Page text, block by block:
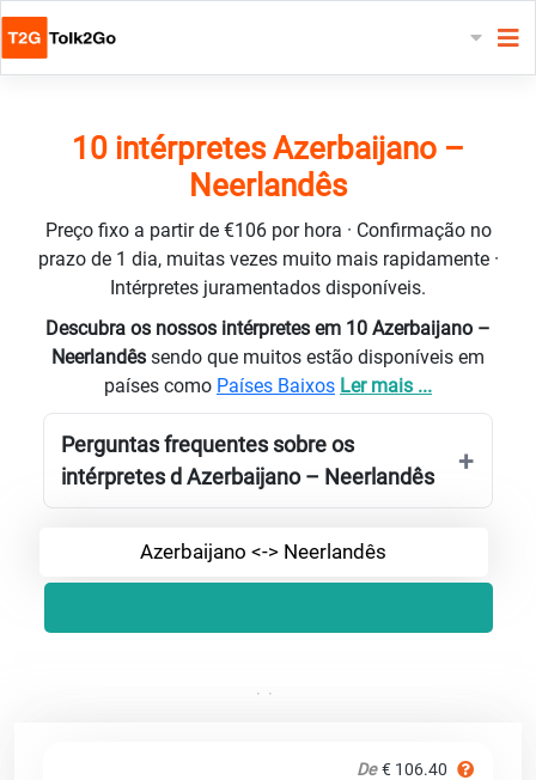
10 intérpretes Azerbaijano –
Neerlandês
Preço fixo a partir de €106 por hora · Confirmação no
prazo de 1 dia, muitas vezes muito mais rapidamente ·
Intérpretes juramentados disponíveis.
Descubra os nossos intérpretes em 10 Azerbaijano –
Neerlandês sendo que muitos estão disponíveis em
países como Países Baixos Ler mais ...
Perguntas frequentes sobre os
intérpretes d Azerbaijano – Neerlandês
Azerbaijano <-> Neerlandês
De € 106.40